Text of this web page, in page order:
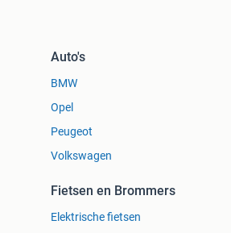
Auto's
BMW
Opel
Peugeot
Volkswagen
Fietsen en Brommers
Elektrische fietsen